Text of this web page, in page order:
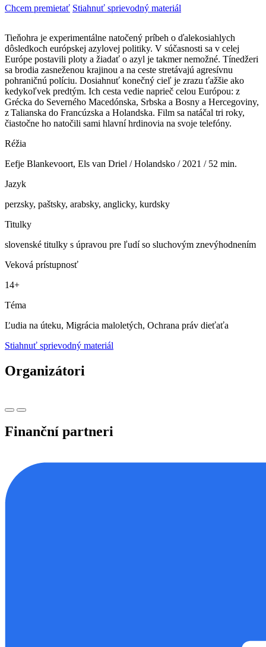
Chcem premietať Stiahnuť sprievodný materiál
Tieňohra je experimentálne natočený príbeh o ďalekosiahlych
dôsledkoch európskej azylovej politiky. V súčasnosti sa v celej
Európe postavili ploty a žiadať o azyl je takmer nemožné. Tínedžeri
sa brodia zasneženou krajinou a na ceste stretávajú agresívnu
pohraničnú políciu. Dosiahnuť konečný cieľ je zrazu ťažšie ako
kedykoľvek predtým. Ich cesta vedie naprieč celou Európou: z
Grécka do Severného Macedónska, Srbska a Bosny a Hercegoviny,
z Talianska do Francúzska a Holandska. Film sa natáčal tri roky,
čiastočne ho natočili sami hlavní hrdinovia na svoje telefóny.
Réžia
Eefje Blankevoort, Els van Driel / Holandsko / 2021 / 52 min.
Jazyk
perzsky, paštsky, arabsky, anglicky, kurdsky
Titulky
slovenské titulky s úpravou pre ľudí so sluchovým znevýhodnením
Veková prístupnosť
14+
Téma
Ľudia na úteku, Migrácia maloletých, Ochrana práv dieťaťa
Stiahnuť sprievodný materiál
Organizátori
Finanční partneri